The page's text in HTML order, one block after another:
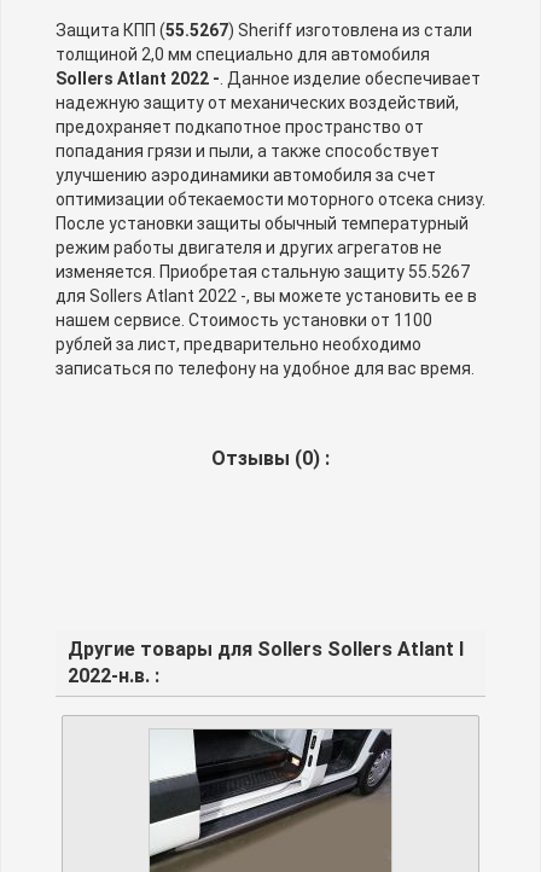
Защита КПП (55.5267) Sheriff изготовлена из стали
толщиной 2,0 мм специально для автомобиля
Sollers Atlant 2022 - . Данное изделие обеспечивает
надежную защиту от механических воздействий,
предохраняет подкапотное пространство от
попадания грязи и пыли, а также способствует
улучшению аэродинамики автомобиля за счет
оптимизации обтекаемости моторного отсека снизу.
После установки защиты обычный температурный
режим работы двигателя и других агрегатов не
изменяется. Приобретая стальную защиту 55.5267
для Sollers Atlant 2022 -, вы можете установить ее в
нашем сервисе. Стоимость установки от 1100
рублей за лист, предварительно необходимо
записаться по телефону на удобное для вас время.
Отзывы (0) :
Другие товары для Sollers Sollers Atlant I
2022-н.в. :